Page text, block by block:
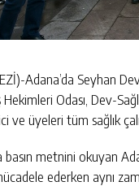
Adana’da Seyhan
Hekimleri Odası, Dev-
ve üyeleri tüm sağlık
metnini okuyan
ederken aynı